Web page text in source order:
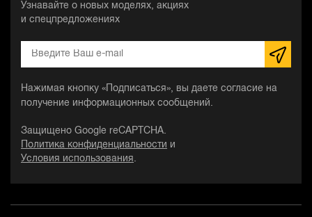
Узнавайте о новых моделях, акциях
и спецпредложениях
Нажимая кнопку «Подписаться», вы даете согласие на
получение информационных сообщений.
Защищено Google reCAPTCHA.
Политика конфиденциальности
и
Условия использования .